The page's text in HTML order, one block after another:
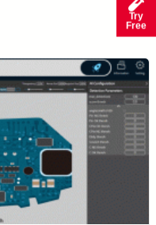
Ver todos os casos
Try
Free